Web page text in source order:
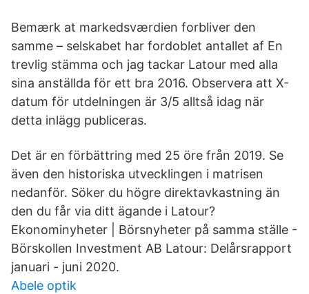
Bemærk at markedsværdien forbliver den
samme – selskabet har fordoblet antallet af En
trevlig stämma och jag tackar Latour med alla
sina anställda för ett bra 2016. Observera att X-
datum för utdelningen är 3/5 alltså idag när
detta inlägg publiceras.
Det är en förbättring med 25 öre från 2019. Se
även den historiska utvecklingen i matrisen
nedanför. Söker du högre direktavkastning än
den du får via ditt ägande i Latour?
Ekonominyheter | Börsnyheter på samma ställe -
Börskollen Investment AB Latour: Delårsrapport
januari - juni 2020.
Abele optik